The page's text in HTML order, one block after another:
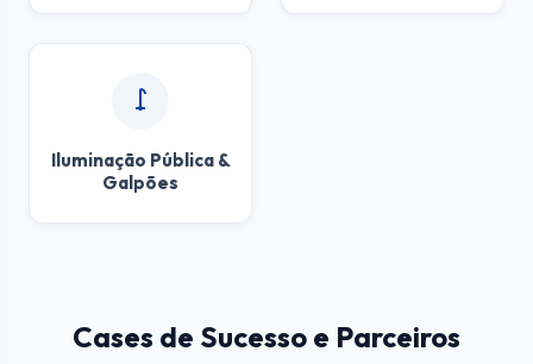
Iluminação Pública &
Galpões
Cases de Sucesso e Parceiros